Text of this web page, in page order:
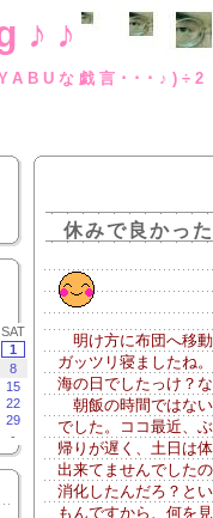
記帳♪＋
SAT
1
8
15
22
29
-
休みで良かっ
明け方に布団へ移動
ガッツリ寝ましたね
海の日でしたっけ？
朝飯の時間ではな
でした。ココ最近、
帰りが遅く、土日は
出来てませんでした
消化したんだろ？と
もんですから、何を